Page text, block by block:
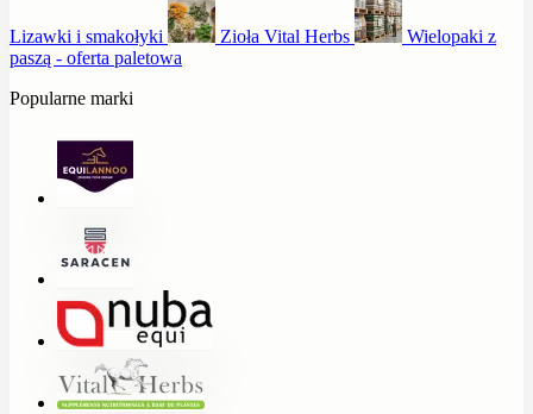
Lizawki i smakołyki Zioła Vital Herbs
Wielopaki z
paszą - oferta paletowa
Popularne marki